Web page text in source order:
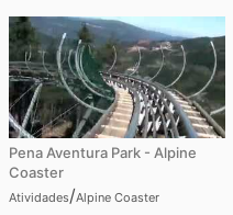
Pena Aventura Park - Alpine
Coaster
Atividades/Alpine Coaster